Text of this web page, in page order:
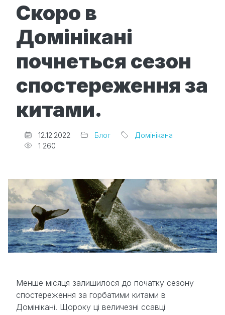
Скоро в
Домінікані
почнеться сезон
спостереження за
китами.
Редактор
12.12.2022 Блог
Домінікана
1 260
Менше місяця залишилося до початку сезону
спостереження за горбатими китами в
Домінікані. Щороку ці величезні ссавці